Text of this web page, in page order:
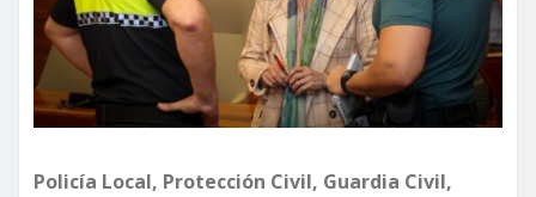
Policía Local, Protección Civil, Guardia Civil,